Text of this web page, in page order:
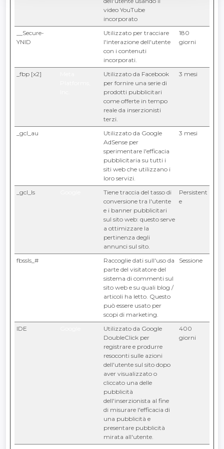
video YouTube
incorporato
__Secure-
YNID
Utilizzato per tracciare
l'interazione dell'utente
con i contenuti
incorporati.
180
giorni
_fbp [x2]
Utilizzato da Facebook
per fornire una serie di
prodotti pubblicitari
come offerte in tempo
reale da inserzionisti
terzi.
3 mesi
_gcl_au
Utilizzato da Google
AdSense per
sperimentare l'efficacia
pubblicitaria su tutti i
siti web che utilizzano i
loro servizi.
3 mesi
_gcl_ls
Tiene traccia del tasso di
conversione tra l'utente
e i banner pubblicitari
sul sito web: questo serve
a ottimizzare la
pertinenza degli
annunci sul sito.
Persistent
e
fbssls_#
Raccoglie dati sull'uso da
parte del visitatore del
sistema di commenti sul
sito web e su quali blog /
articoli ha letto. Questo
può essere usato per
scopi di marketing.
Sessione
IDE
Utilizzato da Google
DoubleClick per
registrare e produrre
resoconti sulle azioni
dell'utente sul sito dopo
aver visualizzato o
cliccato una delle
pubblicità
dell'inserzionista al fine
di misurare l'efficacia di
una pubblicità e
presentare pubblicità
mirata all'utente.
400
giorni